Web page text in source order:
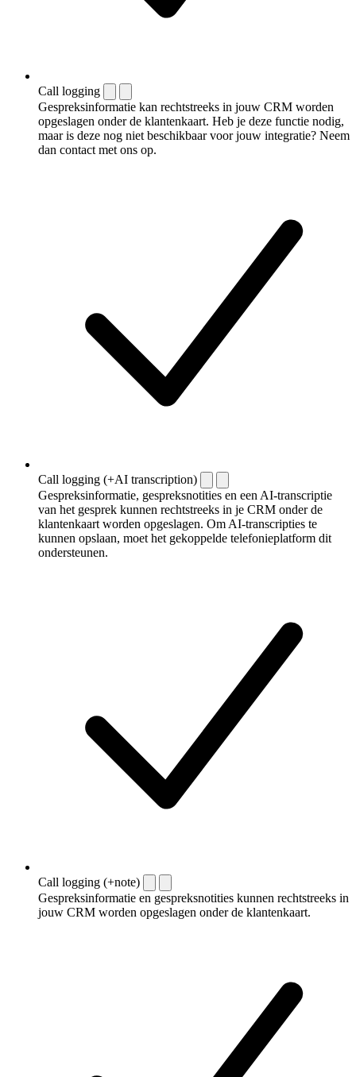
Call logging
Gespreksinformatie kan rechtstreeks in jouw CRM worden
opgeslagen onder de klantenkaart. Heb je deze functie nodig,
maar is deze nog niet beschikbaar voor jouw integratie? Neem
dan contact met ons op.
Call logging (+AI transcription)
Gespreksinformatie, gespreksnotities en een AI-transcriptie
van het gesprek kunnen rechtstreeks in je CRM onder de
klantenkaart worden opgeslagen. Om AI-transcripties te
kunnen opslaan, moet het gekoppelde telefonieplatform dit
ondersteunen.
Call logging (+note)
Gespreksinformatie en gespreksnotities kunnen rechtstreeks in
jouw CRM worden opgeslagen onder de klantenkaart.